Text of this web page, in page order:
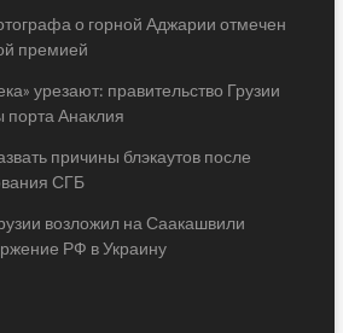
о горной Аджарии отмечен
премией
урезают: правительство Грузии
Анаклия
причины блэкаутов после
СГБ
возложил на Саакашвили
РФ в Украину